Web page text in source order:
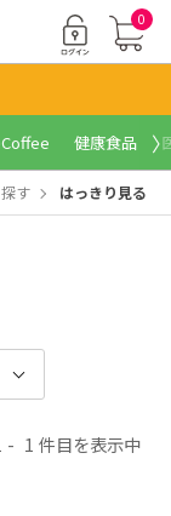
0
健康食品 〉
す はっきり見る
1